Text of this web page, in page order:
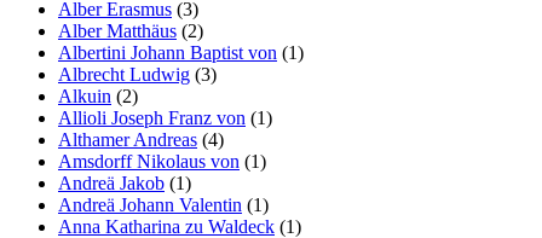
Alber Erasmus (3)
Alber Matthäus (2)
Albertini Johann Baptist von (1)
Albrecht Ludwig (3)
Alkuin (2)
Allioli Joseph Franz von (1)
Althamer Andreas (4)
Amsdorff Nikolaus von (1)
Andreä Jakob (1)
Andreä Johann Valentin (1)
Anna Katharina zu Waldeck (1)